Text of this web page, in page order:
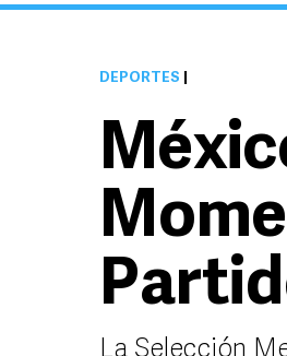
DEPORTES
La Selección